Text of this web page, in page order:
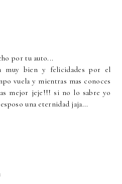
por tu auto...
muy bien y felicidades por el
vuela y mientras mas conoces
mejor jeje!!! si no lo sabre yo
una eternidad jaja...